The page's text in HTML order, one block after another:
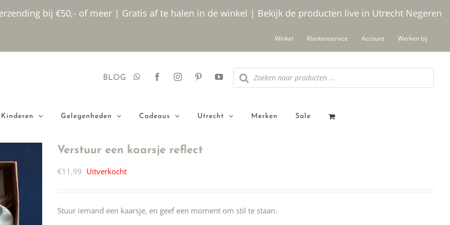
bij €50,- of meer | Gratis af te halen in de winkel | Bekijk de producten live in Utrecht Negeren
Winkel Klantenservice Account Werken bij
BLOG
Producten
zoeken
Kinderen Gelegenheden Cadeaus Utrecht Merken Sale
Verstuur een kaarsje reflect
€11,99 Uitverkocht
Stuur iemand een kaarsje, en geef een moment om stil te staan.